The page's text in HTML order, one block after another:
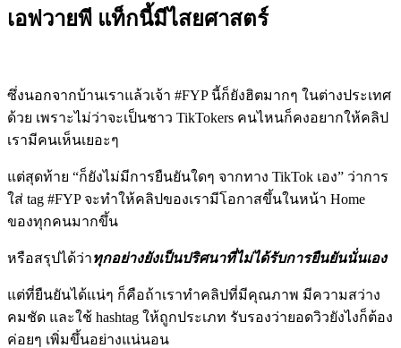
เอฟวายพี แท็กนี้มีไสยศาสตร์
ซึ่งนอกจากบ้านเราแล้วเจ้า #FYP นี้ก็ยังฮิตมากๆ ในต่างประเทศ
ด้วย เพราะไม่ว่าจะเป็นชาว TikTokers คนไหนก็คงอยากให้คลิป
เรามีคนเห็นเยอะๆ
แต่สุดท้าย “ก็ยังไม่มีการยืนยันใดๆ จากทาง TikTok เอง” ว่าการ
ใส่ tag #FYP จะทำให้คลิปของเรามีโอกาสขึ้นในหน้า Home
ของทุกคนมากขึ้น
หรือสรุปได้ว่าทุกอย่างยังเป็นปริศนาที่ไม่ได้รับการยืนยันนั่นเอง
แต่ที่ยืนยันได้แน่ๆ ก็คือถ้าเราทำคลิปที่มีคุณภาพ มีความสว่าง
คมชัด และใช้ hashtag ให้ถูกประเภท รับรองว่ายอดวิวยังไงก็ต้อง
ค่อยๆ เพิ่มขึ้นอย่างแน่นอน